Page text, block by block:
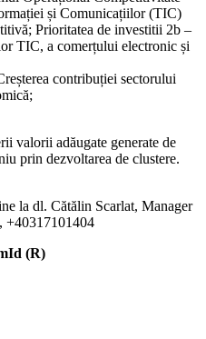
și Comunicațiilor (TIC)
Prioritatea de investitii 2b –
TIC, a comerțului electronic și
contribuției sectorului
valorii adăugate generate de
prin dezvoltarea de clustere.
la dl. Cătălin Scarlat, Manager
+40317101404
(R)